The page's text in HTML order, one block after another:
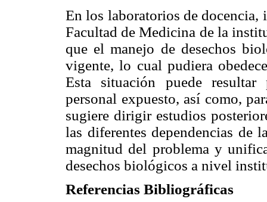
En los laboratorios de docencia,
Facultad de Medicina de la
que el manejo de desechos
vigente, lo cual pudiera
Esta situación puede resultar
personal expuesto, así como,
sugiere dirigir estudios
las diferentes dependencias de
magnitud del problema y
desechos biológicos a nivel
Referencias Bibliográficas